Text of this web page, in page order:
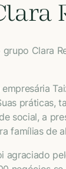
Clara
práticas,
social, a
famílias de
agraciado